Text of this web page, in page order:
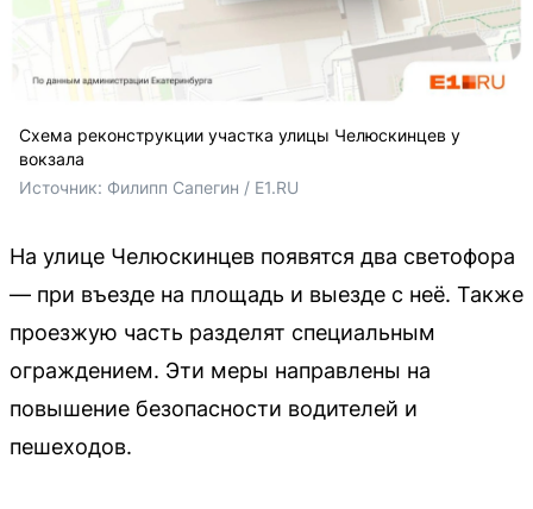
Схема реконструкции участка улицы Челюскинцев у
вокзала
Источник: Филипп Сапегин / E1.RU
На улице Челюскинцев появятся два светофора
— при въезде на площадь и выезде с неё. Также
проезжую часть разделят специальным
ограждением. Эти меры направлены на
повышение безопасности водителей и
пешеходов.